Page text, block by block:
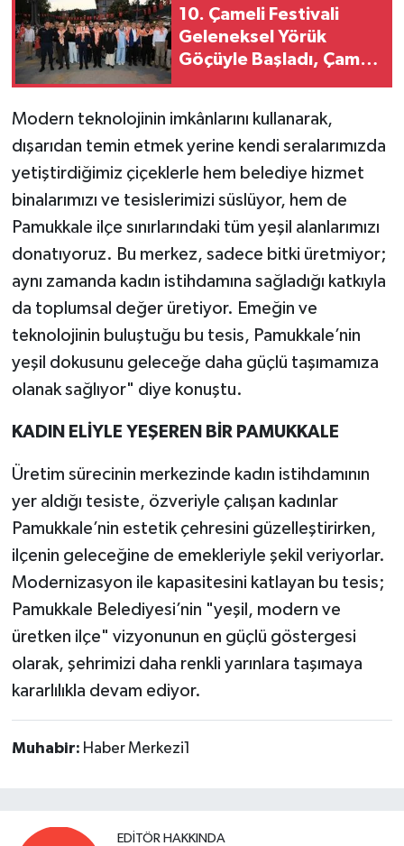
10. Çameli Festivali
Geleneksel Yörük
Göçüyle Başladı, Çameli
Modern teknolojinin imkânlarını kullanarak,
dışarıdan temin etmek yerine kendi seralarımızda
yetiştirdiğimiz çiçeklerle hem belediye hizmet
binalarımızı ve tesislerimizi süslüyor, hem de
Pamukkale ilçe sınırlarındaki tüm yeşil alanlarımızı
donatıyoruz. Bu merkez, sadece bitki üretmiyor;
aynı zamanda kadın istihdamına sağladığı katkıyla
da toplumsal değer üretiyor. Emeğin ve
teknolojinin buluştuğu bu tesis, Pamukkale’nin
yeşil dokusunu geleceğe daha güçlü taşımamıza
olanak sağlıyor" diye konuştu.
KADIN ELİYLE YEŞEREN BİR PAMUKKALE
Üretim sürecinin merkezinde kadın istihdamının
yer aldığı tesiste, özveriyle çalışan kadınlar
Pamukkale’nin estetik çehresini güzelleştirirken,
ilçenin geleceğine de emekleriyle şekil veriyorlar.
Modernizasyon ile kapasitesini katlayan bu tesis;
Pamukkale Belediyesi’nin "yeşil, modern ve
üretken ilçe" vizyonunun en güçlü göstergesi
olarak, şehrimizi daha renkli yarınlara taşımaya
kararlılıkla devam ediyor.
Muhabir: Haber Merkezi1
EDITÖR HAKKINDA